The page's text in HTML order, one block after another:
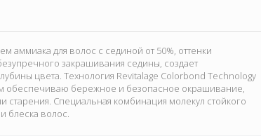
аммиака для волос с сединой от 50%, оттенки
закрашивания седины, создает
цвета. Технология Revitalage Colorbond Technology
обеспечиваю бережное и безопасное окрашивание,
старения. Специальная комбинация молекул стойкого
блеска волос.